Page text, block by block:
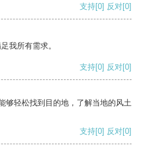
支持[0] 反对[0]
我所有需求。
支持[0] 反对[0]
够轻松找到目的地，了解当地的风土
支持[0] 反对[0]